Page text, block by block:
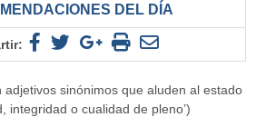
DEL DÍA
adjetivos sinónimos que aluden al estado
integridad o cualidad de pleno’)